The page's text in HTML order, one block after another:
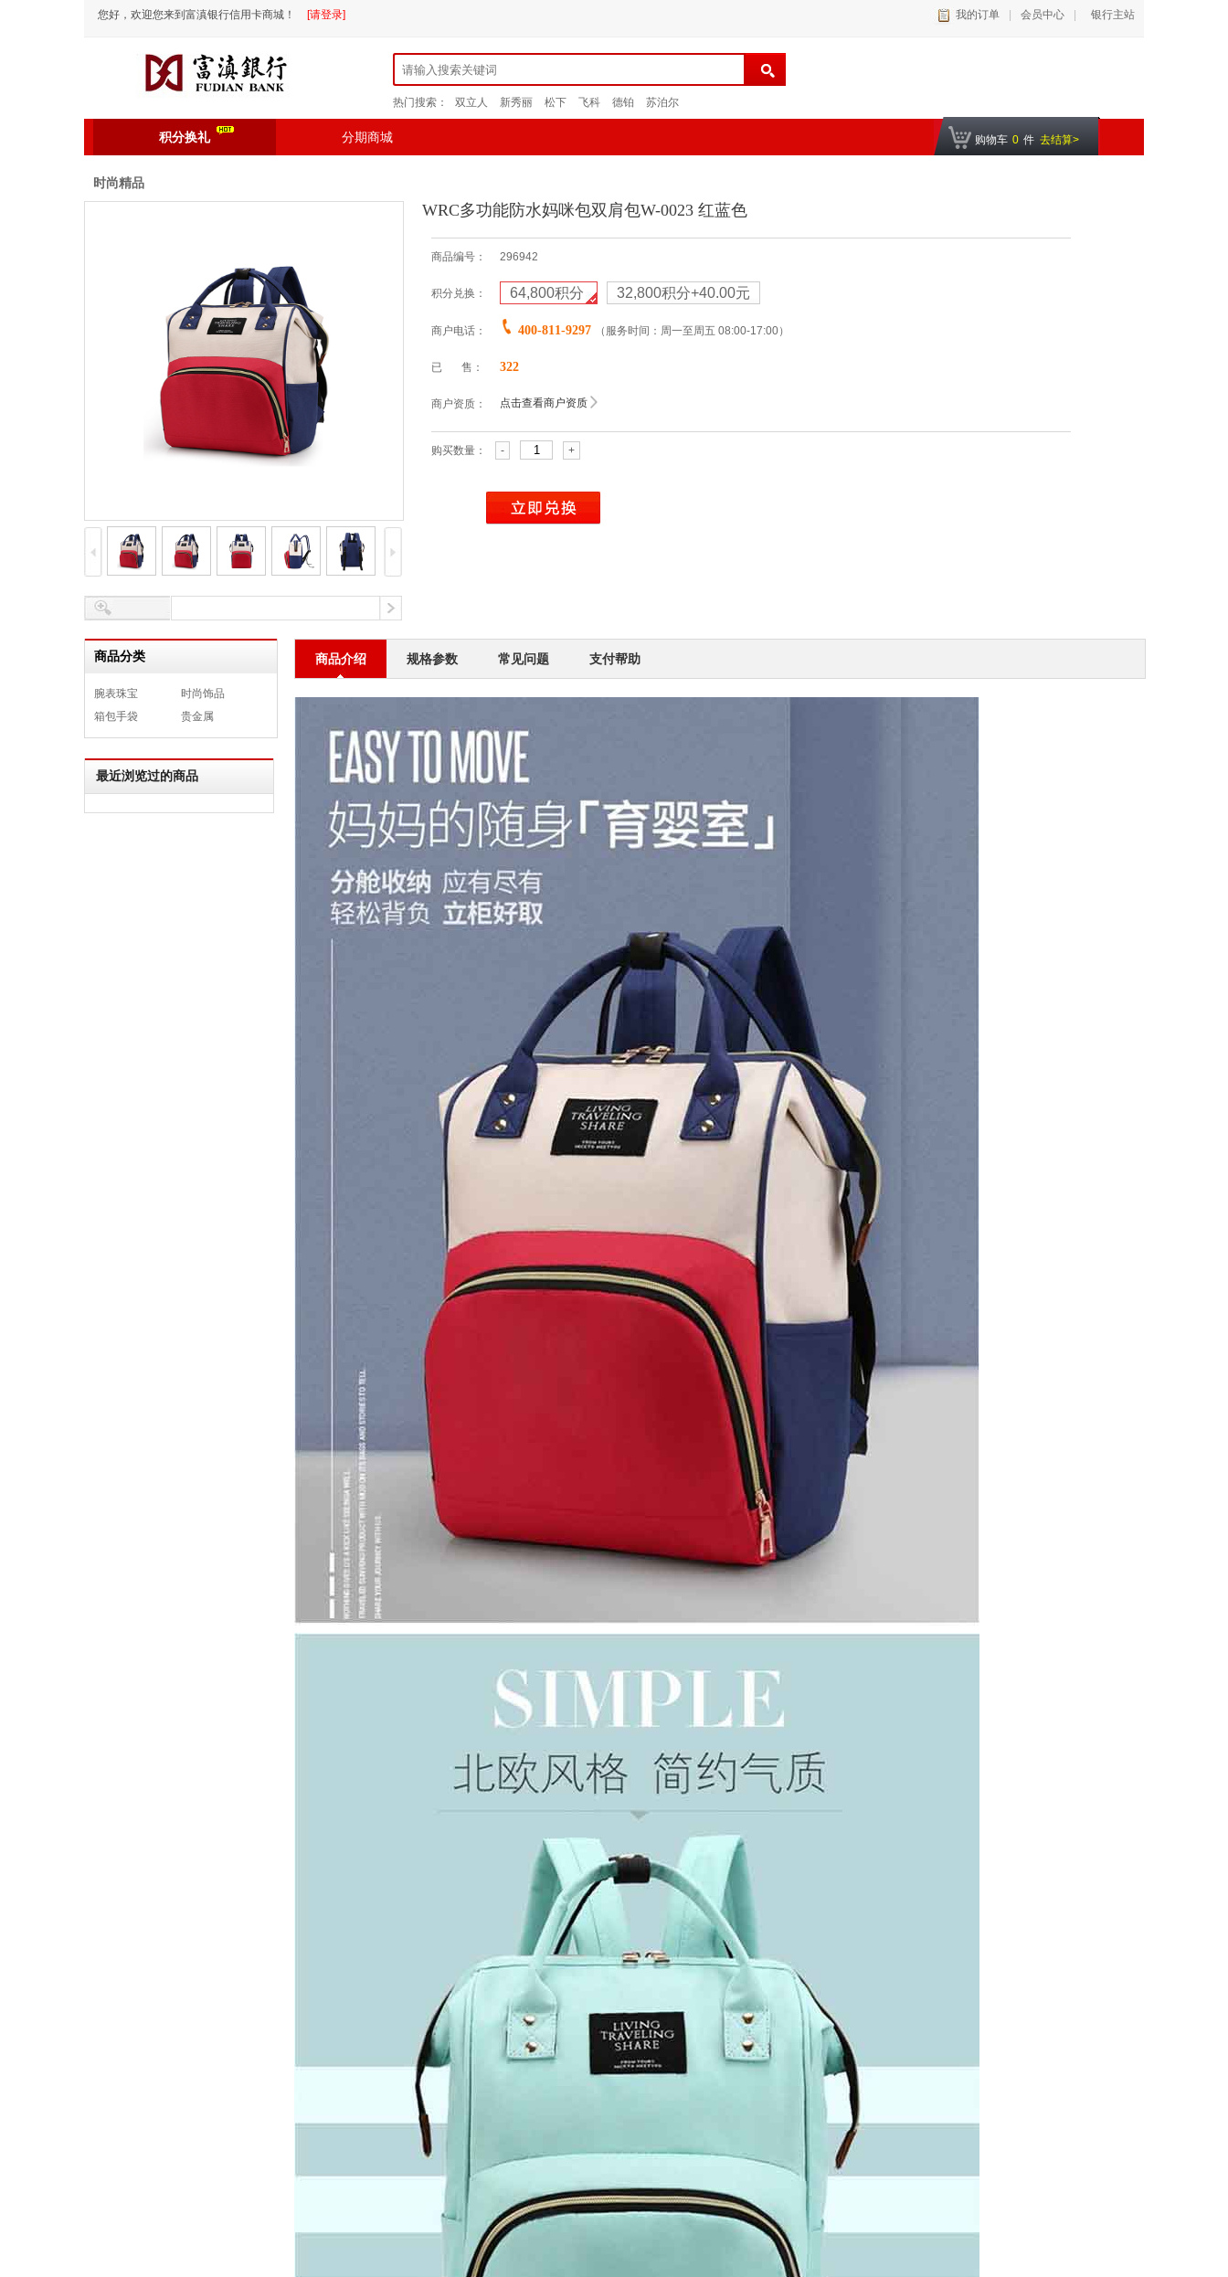
您好，欢迎您来到富滇银行信用卡商城！ [请登录] 我的订单 会员中心 银行主站
热门搜索： 双立人 新秀丽 松下 飞科 德铂 苏泊尔
积分换礼 分期商城 购物车 0 件 去结算>
时尚精品
WRC多功能防水妈咪包双肩包W-0023 红蓝色
商品编号： 296942
积分兑换： 64,800积分 32,800积分+40.00元
商户电话： 400-811-9297 （服务时间：周一至周五 08:00-17:00）
已 售： 322
商户资质： 点击查看商户资质
购买数量： - +
商品分类
腕表珠宝
时尚饰品
箱包手袋
贵金属
最近浏览过的商品
商品介绍 规格参数 常见问题 支付帮助